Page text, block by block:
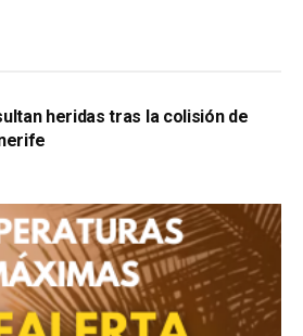
heridas tras la colisión de